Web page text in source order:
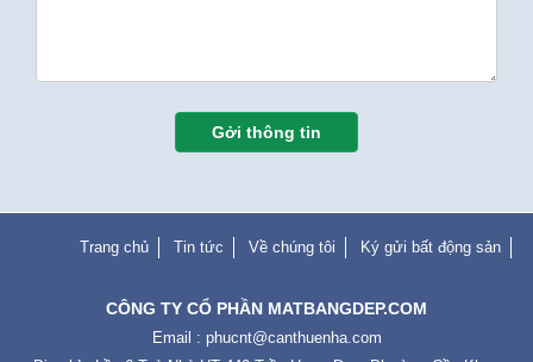
Gởi thông tin
Trang chủ Tin tức Về chúng tôi Ký gửi bất động sản
CÔNG TY CỔ PHẦN MATBANGDEP.COM
Email : phucnt@canthuenha.com